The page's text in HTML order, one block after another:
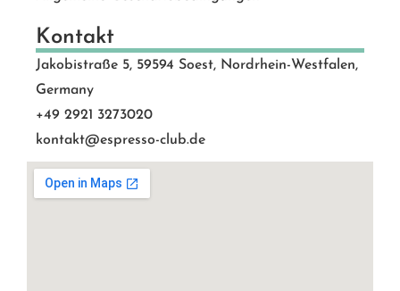
Kontakt
Jakobistraße 5, 59594 Soest, Nordrhein-Westfalen,
Germany
+49 2921 3273020
kontakt@espresso-club.de